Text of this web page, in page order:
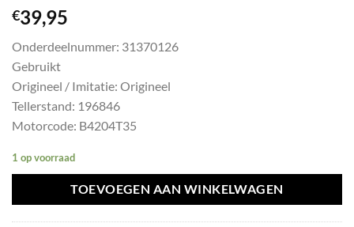
€39,95
Onderdeelnummer: 31370126
Gebruikt
Origineel / Imitatie: Origineel
Tellerstand: 196846
Motorcode: B4204T35
1 op voorraad
TOEVOEGEN AAN WINKELWAGEN